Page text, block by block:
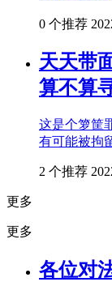
0 个推荐
天天带
算不算
这是个箩筐
有可能被拘
2 个推荐
更多
更多
各位对